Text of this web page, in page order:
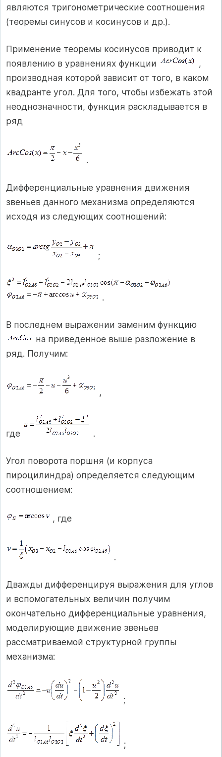
являются тригонометрические соотношения
(теоремы синусов и косинусов и др.).
Применение теоремы косинусов приводит к
появлению в уравнениях функции
,
производная которой зависит от того, в каком
квадранте угол. Для того, чтобы избежать этой
неоднозначности, функция раскладывается в
ряд
.
Дифференциальные уравнения движения
звеньев данного механизма определяются
исходя из следующих соотношений:
;
.
В последнем выражении заменим функцию
на приведенное выше разложение в
ряд. Получим:
,
где .
Угол поворота поршня (и корпуса
пироцилиндра) определяется следующим
соотношением:
, где
.
Дважды дифференцируя выражения для углов
и вспомогательных величин получим
окончательно дифференциальные уравнения,
моделирующие движение звеньев
рассматриваемой структурной группы
механизма:
;
;